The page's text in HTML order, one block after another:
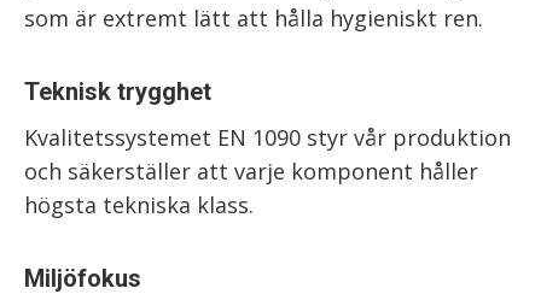
som är extremt lätt att hålla hygieniskt ren.
Teknisk trygghet
Kvalitetssystemet EN 1090 styr vår produktion
och säkerställer att varje komponent håller
högsta tekniska klass.
Miljöfokus